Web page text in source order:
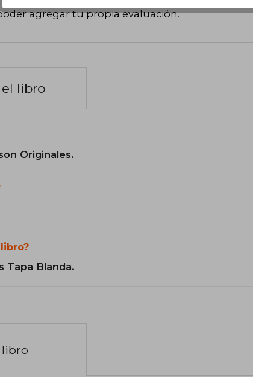
agregar tu propia evaluación.
libro
Originales.
Tapa Blanda.
libro